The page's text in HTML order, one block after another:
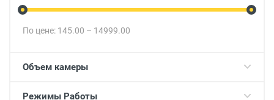
По цене: 145.00 – 14999.00
Объем камеры
Режимы Работы